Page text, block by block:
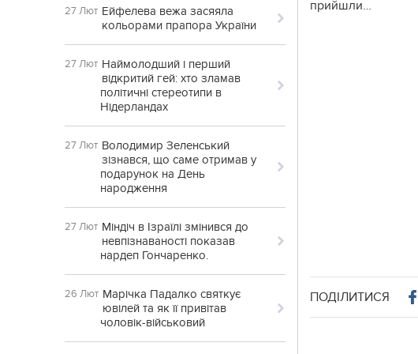
27 Лют Ейфелева вежа засяяла
кольорами прапора України
27 Лют Наймолодший і перший
відкритий гей: хто зламав
політичні стереотипи в
Нідерландах
27 Лют Володимир Зеленський
зізнався, що саме отримав у
подарунок на День
народження
27 Лют Міндіч в Ізраїлі змінився до
невпізнаваності показав
нардеп Гончаренко.
26 Лют Марічка Падалко святкує
ювілей та як її привітав
чоловік-військовий
прийшли…
ПОДІЛИТИСЯ